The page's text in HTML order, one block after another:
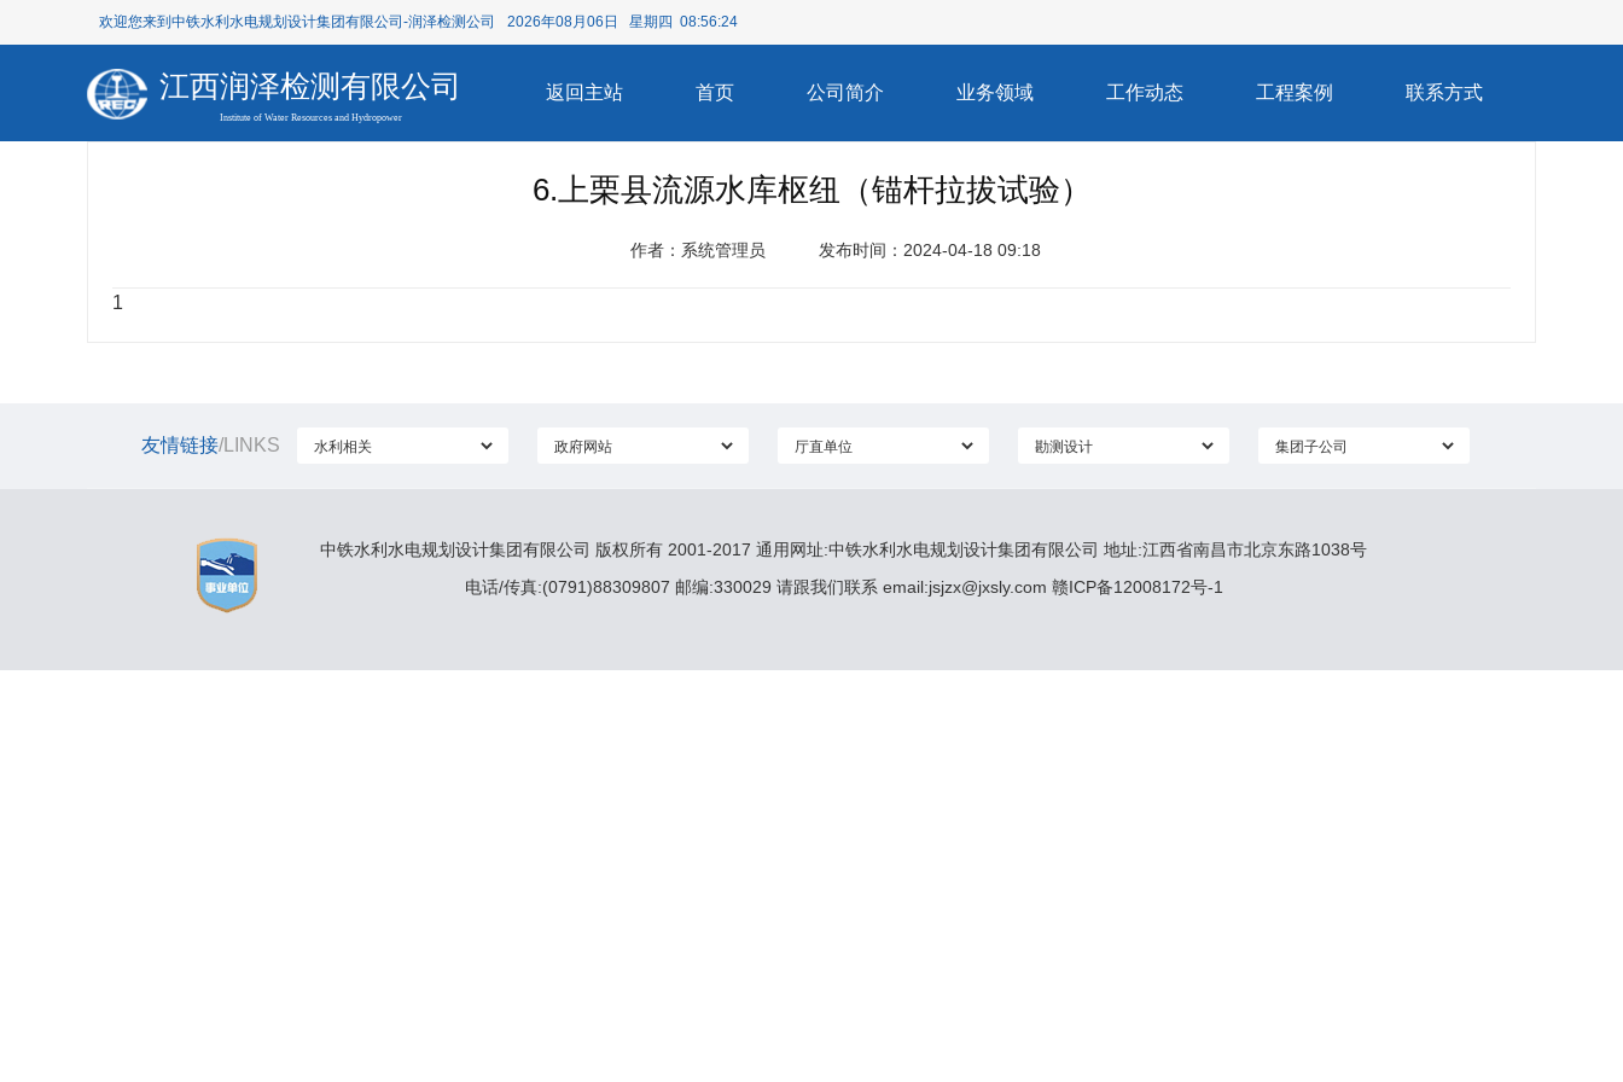
欢迎您来到中铁水利水电规划设计集团有限公司-润泽检测公司 2026年08月06日 星期四 08:56:24
江西润泽检测有限公司
Institute of Water Resources and Hydropower
返回主站 首页 公司简介 业务领域 工作动态 工程案例 联系方式
6.上栗县流源水库枢纽（锚杆拉拔试验）
作者：系统管理员 发布时间：2024-04-18 09:18
1
友情链接/LINKS
中铁水利水电规划设计集团有限公司 版权所有 2001-2017 通用网址:中铁水利水电规划设计集团有限公司 地址:江西省南昌市北京东路1038号
电话/传真:(0791)88309807 邮编:330029 请跟我们联系 email:jsjzx@jxsly.com 赣ICP备12008172号-1